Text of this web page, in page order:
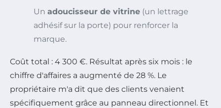
Un adoucisseur de vitrine (un lettrage
adhésif sur la porte) pour renforcer la
marque.
Coût total : 4 300 €. Résultat après six mois : le
chiffre d'affaires a augmenté de 28 %. Le
propriétaire m'a dit que des clients venaient
spécifiquement grâce au panneau directionnel. Et